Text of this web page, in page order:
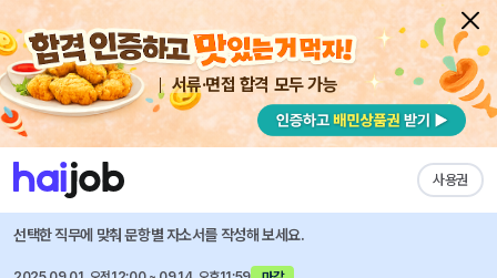
서류·면접 합격 모두 가능
사용권
채용공고 자소서 자유항목 자소서 내 작성목록
코리아크레딧뷰로
2025년 하반기 KCB 정기채용
선택한 직무에 맞춰 문항별 자소서를 작성해 보세요.